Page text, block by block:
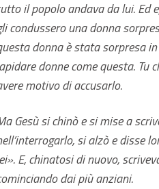
il popolo andava da lui. Ed
condussero una donna
donna è stata sorpresa
donne come questa. Tu
motivo di accusarlo.
Gesù si chinò e si mise a
si alzò e disse
E, chinatosi di nuovo,
dai più anziani.